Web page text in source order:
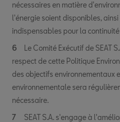
nécessaires en matière
l'énergie soient disponibles,
indispensables pour la
Le Comité Exécutif de SEAT
respect de cette Politique
des objectifs environnementaux
environnementale sera
nécessaire.
SEAT S.A. s'engage à